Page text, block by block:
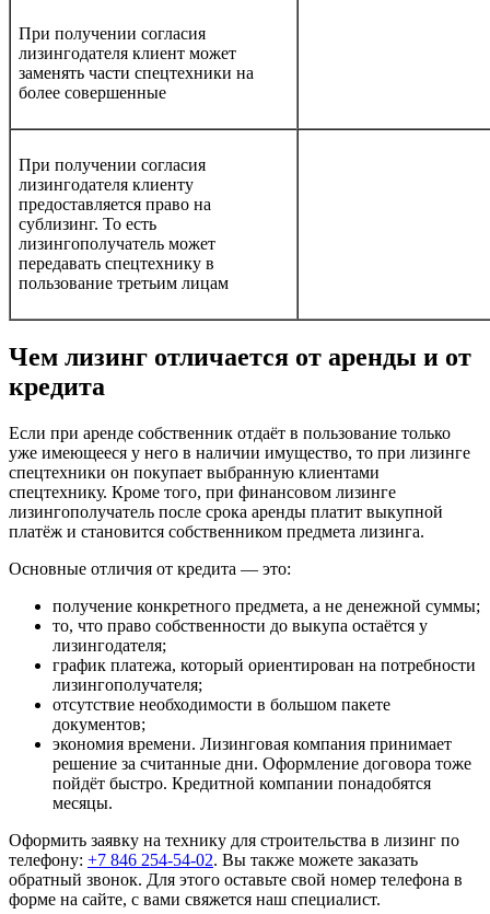
При получении согласия
лизингодателя клиент может
заменять части спецтехники на
более совершенные
При получении согласия
лизингодателя клиенту
предоставляется право на
сублизинг. То есть
лизингополучатель может
передавать спецтехнику в
пользование третьим лицам
Чем лизинг отличается от аренды и от
кредита
Если при аренде собственник отдаёт в пользование только
уже имеющееся у него в наличии имущество, то при лизинге
спецтехники он покупает выбранную клиентами
спецтехнику. Кроме того, при финансовом лизинге
лизингополучатель после срока аренды платит выкупной
платёж и становится собственником предмета лизинга.
Основные отличия от кредита — это:
получение конкретного предмета, а не денежной суммы;
то, что право собственности до выкупа остаётся у
лизингодателя;
график платежа, который ориентирован на потребности
лизингополучателя;
отсутствие необходимости в большом пакете
документов;
экономия времени. Лизинговая компания принимает
решение за считанные дни. Оформление договора тоже
пойдёт быстро. Кредитной компании понадобятся
месяцы.
Оформить заявку на технику для строительства в лизинг по
телефону: +7 846 254-54-02. Вы также можете заказать
обратный звонок. Для этого оставьте свой номер телефона в
форме на сайте, с вами свяжется наш специалист.